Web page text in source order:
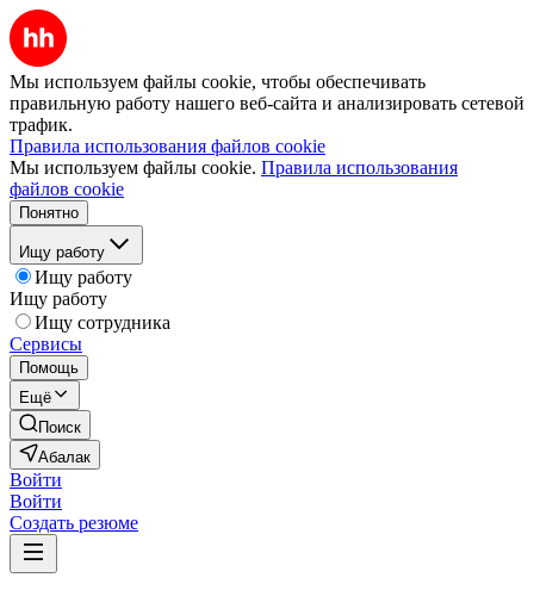
Мы используем файлы cookie, чтобы обеспечивать
правильную работу нашего веб-сайта и анализировать сетевой
трафик.
Правила использования файлов cookie
Мы используем файлы cookie. Правила использования
файлов cookie
Понятно
Ищу работу
Ищу работу
Ищу работу
Ищу сотрудника
Сервисы
Помощь
Ещё
Поиск
Абалак
Войти
Войти
Создать резюме